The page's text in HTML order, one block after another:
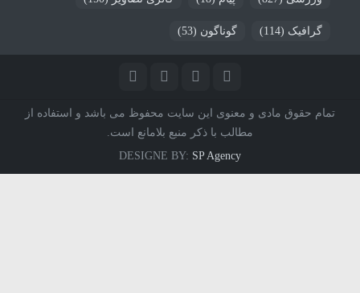
گرافیک (114) گوناگون (53)
تمام حقوق مادی و معنوی این سایت محفوظ می باشد و استفاده از
مطالب با ذکر منبع بلامانع است.
DESIGNE BY: SP Agency